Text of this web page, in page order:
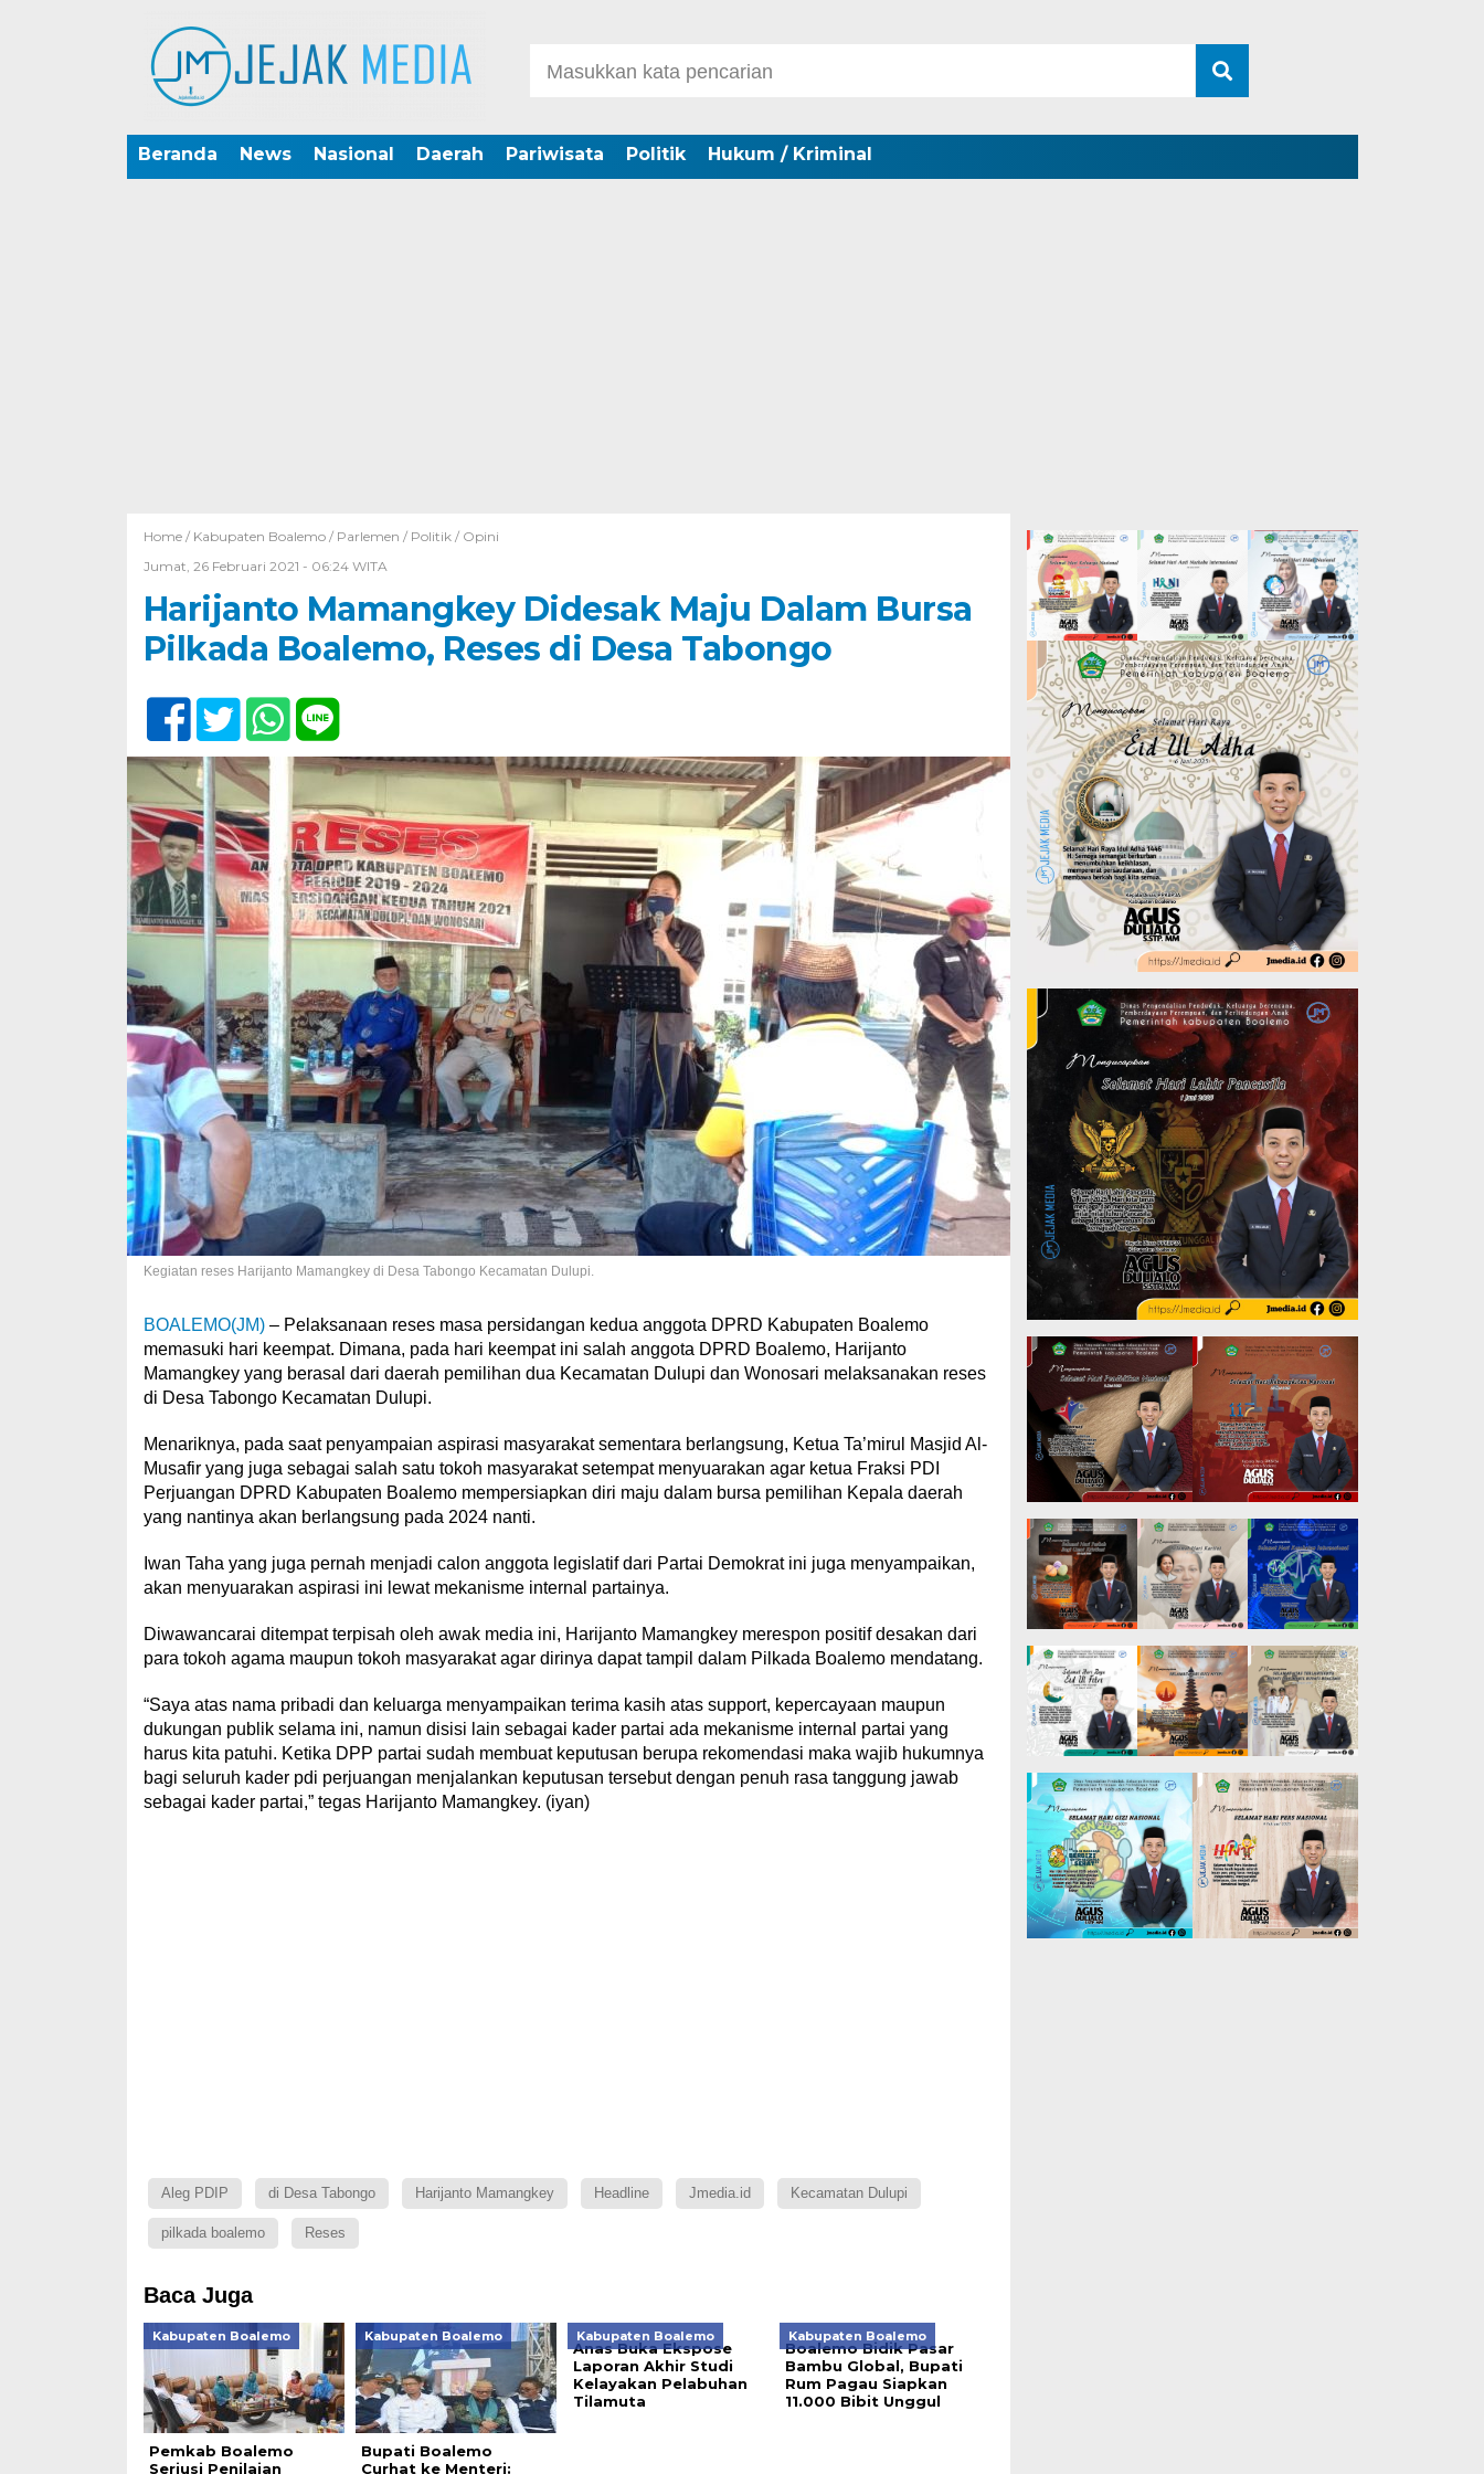
Beranda News Nasional Daerah Pariwisata Politik Hukum / Kriminal
Home / Kabupaten Boalemo/ Parlemen / Politik / Opini
Jumat, 26 Februari 2021 - 06:24 WITA
Harijanto Mamangkey Didesak Maju Dalam Bursa
Pilkada Boalemo, Reses di Desa Tabongo
Kegiatan reses Harijanto Mamangkey di Desa Tabongo Kecamatan Dulupi.
BOALEMO(JM)– Pelaksanaan reses masa persidangan kedua anggota DPRD Kabupaten Boalemo
memasuki hari keempat. Dimana, pada hari keempat ini salah anggota DPRD Boalemo, Harijanto
Mamangkey yang berasal dari daerah pemilihan dua Kecamatan Dulupi dan Wonosari melaksanakan reses
di Desa Tabongo Kecamatan Dulupi.
Menariknya, pada saat penyampaian aspirasi masyarakat sementara berlangsung, Ketua Ta’mirul Masjid Al-
Musafir yang juga sebagai salah satu tokoh masyarakat setempat menyuarakan agar ketua Fraksi PDI
Perjuangan DPRD Kabupaten Boalemo mempersiapkan diri maju dalam bursa pemilihan Kepala daerah
yang nantinya akan berlangsung pada 2024 nanti.
Iwan Taha yang juga pernah menjadi calon anggota legislatif dari Partai Demokrat ini juga menyampaikan,
akan menyuarakan aspirasi ini lewat mekanisme internal partainya.
Diwawancarai ditempat terpisah oleh awak media ini, Harijanto Mamangkey merespon positif desakan dari
para tokoh agama maupun tokoh masyarakat agar dirinya dapat tampil dalam Pilkada Boalemo mendatang.
“Saya atas nama pribadi dan keluarga menyampaikan terima kasih atas support, kepercayaan maupun
dukungan publik selama ini, namun disisi lain sebagai kader partai ada mekanisme internal partai yang
harus kita patuhi. Ketika DPP partai sudah membuat keputusan berupa rekomendasi maka wajib hukumnya
bagi seluruh kader pdi perjuangan menjalankan keputusan tersebut dengan penuh rasa tanggung jawab
sebagai kader partai,” tegas Harijanto Mamangkey. (iyan)
Aleg PDIP di Desa Tabongo Harijanto Mamangkey Headline Jmedia.id Kecamatan Dulupi
pilkada boalemo Reses
Baca Juga
Kabupaten Boalemo
Pemkab Boalemo
Seriusi Penilaian
Kabupaten Boalemo
Bupati Boalemo
Curhat ke Menteri:
Kabupaten Boalemo
Anas Buka Ekspose
Laporan Akhir Studi
Kelayakan Pelabuhan
Tilamuta
Kabupaten Boalemo
Boalemo Bidik Pasar
Bambu Global, Bupati
Rum Pagau Siapkan
11.000 Bibit Unggul